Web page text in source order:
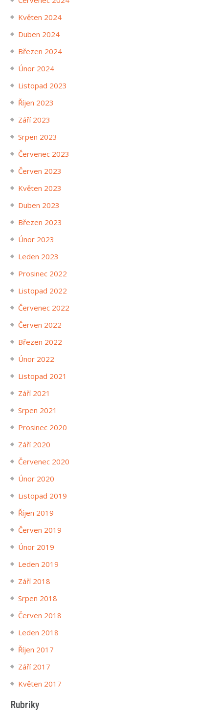
Květen 2024
Duben 2024
Březen 2024
Únor 2024
Listopad 2023
Říjen 2023
Září 2023
Srpen 2023
Červenec 2023
Červen 2023
Květen 2023
Duben 2023
Březen 2023
Únor 2023
Leden 2023
Prosinec 2022
Listopad 2022
Červenec 2022
Červen 2022
Březen 2022
Únor 2022
Listopad 2021
Září 2021
Srpen 2021
Prosinec 2020
Září 2020
Červenec 2020
Únor 2020
Listopad 2019
Říjen 2019
Červen 2019
Únor 2019
Leden 2019
Září 2018
Srpen 2018
Červen 2018
Leden 2018
Říjen 2017
Září 2017
Květen 2017
Rubriky